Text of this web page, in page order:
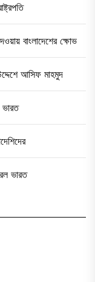
বাংলাদেশের ক্ষোভ
আসিফ মাহমুদ
ভারত
ভারত